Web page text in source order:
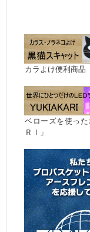
カラよけ便利商品
ベローズを使っ
ＲＩ」